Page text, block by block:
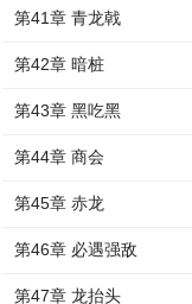
第41章 青龙戟
第42章 暗桩
第43章 黑吃黑
第44章 商会
第45章 赤龙
第46章 必遇强敌
第47章 龙抬头